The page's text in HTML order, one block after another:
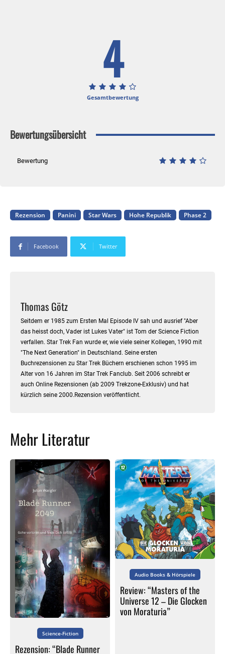
4
Gesamtbewertung
Bewertungsübersicht
Bewertung
Rezension Panini Star Wars Hohe Republik Phase 2
Facebook Twitter
Thomas Götz
Seitdem er 1985 zum Ersten Mal Episode IV sah und ausrief "Aber
das heisst doch, Vader ist Lukes Vater" ist Tom der Science Fiction
verfallen. Star Trek Fan wurde er, wie viele seiner Kollegen, 1990 mit
"The Next Generation" in Deutschland. Seine ersten
Buchrezensionen zu Star Trek Büchern erschienen schon 1995 im
Alter von 16 Jahren im Star Trek Fanclub. Seit 2006 schreibt er
auch Online Rezensionen (ab 2009 Trekzone-Exklusiv) und hat
kürzlich seine 2000.Rezension veröffentlicht.
Mehr Literatur
Science-Fiction
Rezension: “Blade Runner
Audio Books & Hörspiele
Review: “Masters of the
Universe 12 – Die Glocken
von Moraturia”